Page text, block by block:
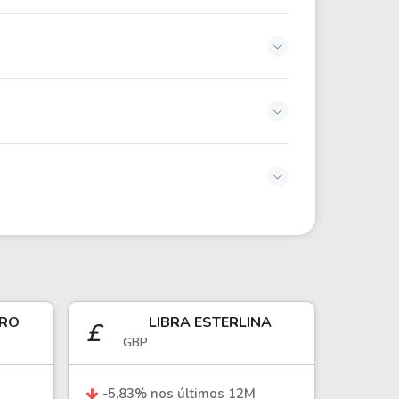
tarifas aplicáveis.
Investidores interessados
£ LIBRA ESTERLINA
GBP
-5,83% nos últimos 12M